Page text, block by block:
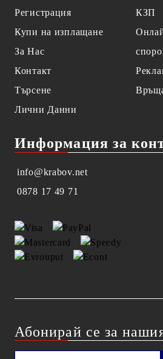
Регистрация
Купи на изплащане
За Нас
Контакт
Търсене
Лични Данни
КЗП
Информация за
info@krabov.net
0878 17 49 71
Абонирай се за